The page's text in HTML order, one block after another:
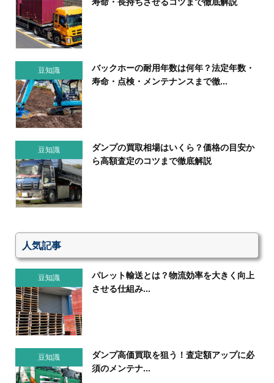
豆知識
バックホーの耐用年数は何年？法定年数・
寿命・点検・メンテナンスまで徹...
豆知識
ダンプの買取相場はいくら？価格の目安か
ら高額査定のコツまで徹底解説
人気記事
豆知識
パレット輸送とは？物流効率を大きく向上
させる仕組み...
豆知識
ダンプ高価買取を狙う！査定額アップに必
須のメンテナ...